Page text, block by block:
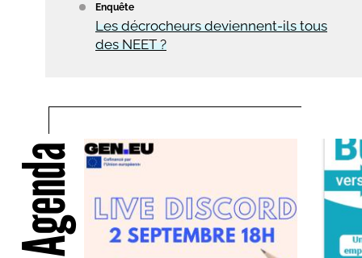
Enquête
Les décrocheurs deviennent-ils tous
des NEET ?
Agenda